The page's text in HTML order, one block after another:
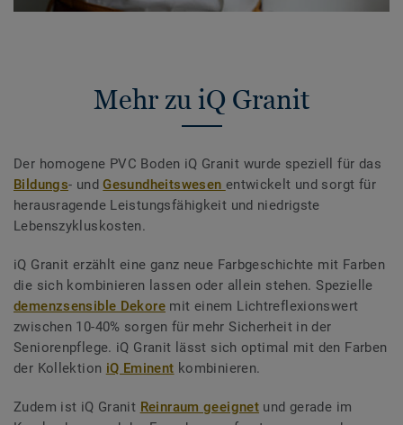
Mehr zu iQ Granit
Der homogene PVC Boden iQ Granit wurde speziell für das
Bildungs- undGesundheitswesen entwickelt und sorgt für
herausragende Leistungsfähigkeit und niedrigste
Lebenszykluskosten.
iQ Granit erzählt eine ganz neue Farbgeschichte mit Farben
die sich kombinieren lassen oder allein stehen. Spezielle
demenzsensible Dekoremit einem Lichtreflexionswert
zwischen 10-40% sorgen für mehr Sicherheit in der
Seniorenpflege. iQ Granit lässt sich optimal mit den Farben
der Kollektion iQ Eminent kombinieren.
Zudem ist iQ Granit Reinraum geeignet und gerade im